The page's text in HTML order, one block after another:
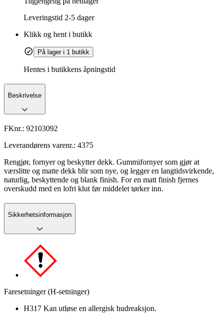
Leveringstid 2-5 dager
Klikk og hent i butikk
På lager i 1 butikk
Hentes i butikkens åpningstid
Beskrivelse
FKnr.: 92103092
Leverandørens varenr.: 4375
Rengjør, fornyer og beskytter dekk. Gummifornyer som gjør at
værslitte og matte dekk blir som nye, og legger en langtidsvirkende,
naturlig, beskyttende og blank finish. For en matt finish fjernes
overskudd med en lofri klut før middelet tørker inn.
Sikkerhetsinformasjon
Faresetninger (H-setninger)
H317 Kan utløse en allergisk hudreaksjon.